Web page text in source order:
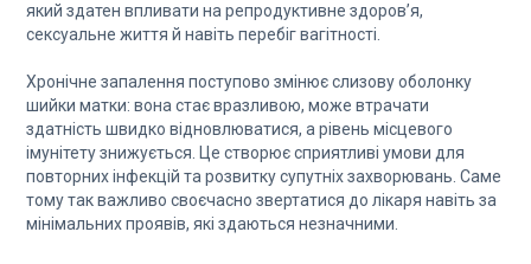
який здатен впливати на репродуктивне здоров’я,
сексуальне життя й навіть перебіг вагітності.
Хронічне запалення поступово змінює слизову оболонку
шийки матки: вона стає вразливою, може втрачати
здатність швидко відновлюватися, а рівень місцевого
імунітету знижується. Це створює сприятливі умови для
повторних інфекцій та розвитку супутніх захворювань. Саме
тому так важливо своєчасно звертатися до лікаря навіть за
мінімальних проявів, які здаються незначними.